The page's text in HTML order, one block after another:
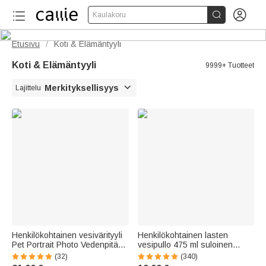
Kaulakoru  
Etusivu / Koti & Elämäntyyli
Koti & Elämäntyyli 9999+ Tuotteet
Lajittelu Merkityksellisyys 
Henkilökohtainen vesivärityyli
Pet Portrait Photo Vedenpitävä
lemmikkieläinten
ruokintamatto, jossa on nimi ja
(32)
Henkilökohtainen lasten
vesipullo 475 ml suloinen
metsäeläin silikonipilli nimi
sopii kouluun lahjaksi pojille ja
(340)